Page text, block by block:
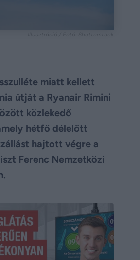
miatt kellett
útját a Ryanair Rimini
közlekedő
hétfő délelőtt
hajtott végre a
Ferenc Nemzetközi